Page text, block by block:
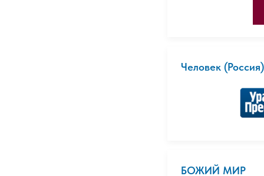
Человек (Россия)
БОЖИЙ МИР